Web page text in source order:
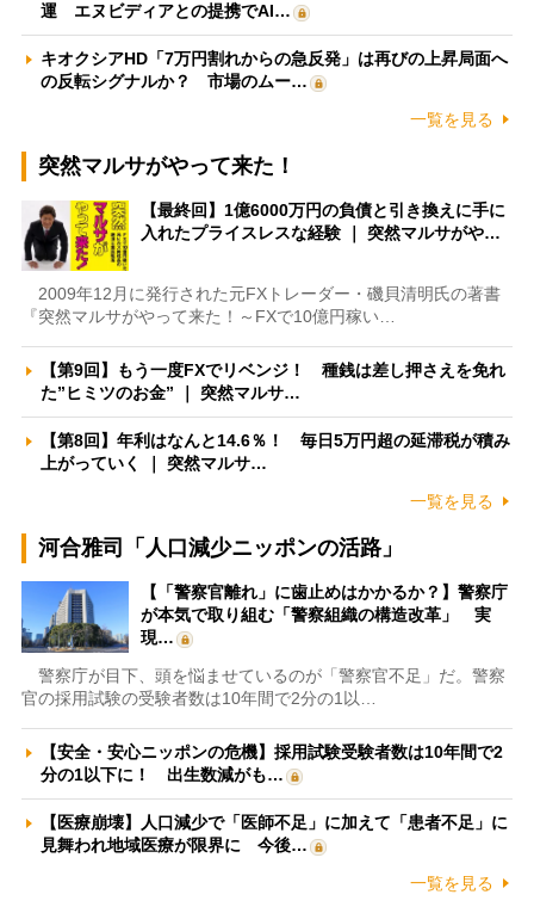
運 エヌビディアとの提携でAI…
キオクシアHD「7万円割れからの急反発」は再びの上昇局面へ
の反転シグナルか？ 市場のムー…
一覧を見る
突然マルサがやって来た！
【最終回】1億6000万円の負債と引き換えに手に
入れたプライスレスな経験 ｜ 突然マルサがや…
2009年12月に発行された元FXトレーダー・磯貝清明氏の著書
『突然マルサがやって来た！～FXで10億円稼い…
【第9回】もう一度FXでリベンジ！ 種銭は差し押さえを免れ
た”ヒミツのお金” ｜ 突然マルサ…
【第8回】年利はなんと14.6％！ 毎日5万円超の延滞税が積み
上がっていく ｜ 突然マルサ…
一覧を見る
河合雅司「人口減少ニッポンの活路」
【「警察官離れ」に歯止めはかかるか？】警察庁
が本気で取り組む「警察組織の構造改革」 実
現…
警察庁が目下、頭を悩ませているのが「警察官不足」だ。警察
官の採用試験の受験者数は10年間で2分の1以…
【安全・安心ニッポンの危機】採用試験受験者数は10年間で2
分の1以下に！ 出生数減がも…
【医療崩壊】人口減少で「医師不足」に加えて「患者不足」に
見舞われ地域医療が限界に 今後…
一覧を見る